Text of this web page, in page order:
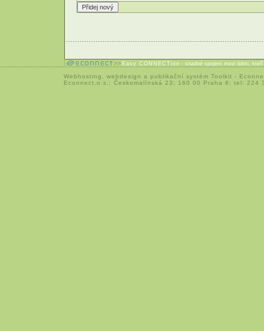
Easy CONNECTion - snadné spojení mezi lidmi,
Webhosting webdesign a publikační systém Toolkit -
Econnect,o.s.; Českomalínská 23; 160 00 Praha 6; tel: 224